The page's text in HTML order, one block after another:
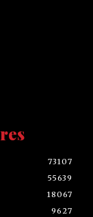
73107
55639
18067
9627